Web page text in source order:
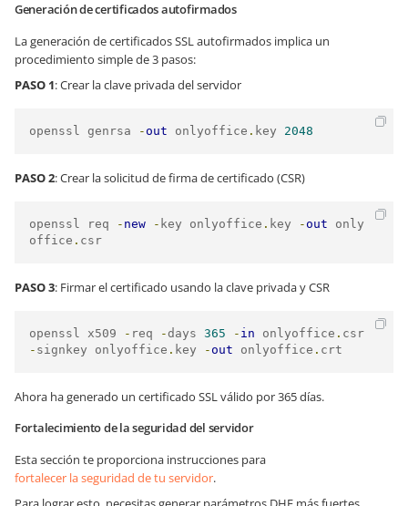
Generación de certificados autofirmados
La generación de certificados SSL autofirmados implica un
procedimiento simple de 3 pasos:
PASO 1: Crear la clave privada del servidor
openssl genrsa - out onlyoffice . key 2048
PASO 2: Crear la solicitud de firma de certificado (CSR)
openssl req - new - key onlyoffice . key - out only
office . csr
PASO 3: Firmar el certificado usando la clave privada y CSR
openssl x509 - req -days 365 - in onlyoffice .
- signkey onlyoffice . key - out onlyoffice . crt
Ahora ha generado un certificado SSL válido por 365 días.
Fortalecimiento de la seguridad del servidor
Esta sección te proporciona instrucciones para
fortalecer la seguridad de tu servidor.